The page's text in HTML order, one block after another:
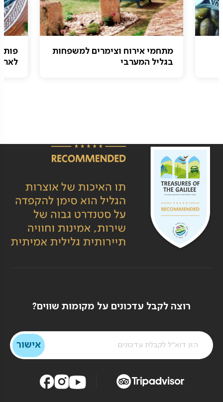
מתחמי אירוח וצימרים למשפחות
בגליל המערבי
רוצה לקבל עדכונים על מקומות שווים?